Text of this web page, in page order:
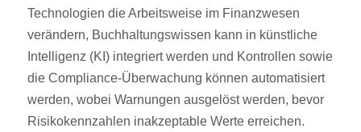
Technologien die Arbeitsweise im Finanzwesen
verändern, Buchhaltungswissen kann in künstliche
Intelligenz (KI) integriert werden und Kontrollen sowie
die Compliance-Überwachung können automatisiert
werden, wobei Warnungen ausgelöst werden, bevor
Risikokennzahlen inakzeptable Werte erreichen.